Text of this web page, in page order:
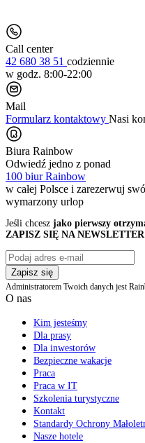
Call center
42 680 38 51 codziennie
w godz. 8:00-22:00
Mail
Formularz kontaktowy Nasi
Biura Rainbow
Odwiedź jedno z ponad
100 biur Rainbow
w całej Polsce i zarezerwuj
wymarzony urlop
Jeśli chcesz jako pierwszy
ZAPISZ SIĘ NA
Zapisz się
Administratorem Twoich danych jest
O nas
Kim jesteśmy
Dla prasy
Dla inwestorów
Bezpieczne wakacje
Praca
Praca w IT
Szkolenia turystyczne
Kontakt
Standardy Ochrony
Nasze hotele